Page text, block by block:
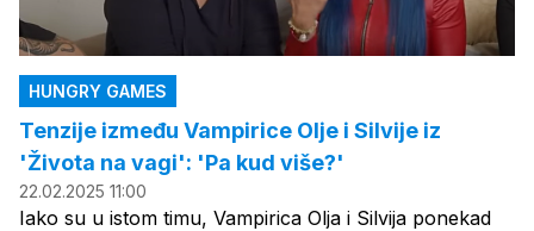
HUNGRY GAMES
Tenzije između Vampirice Olje i Silvije iz
'Života na vagi': 'Pa kud više?'
22.02.2025 11:00
Iako su u istom timu, Vampirica Olja i Silvija ponekad